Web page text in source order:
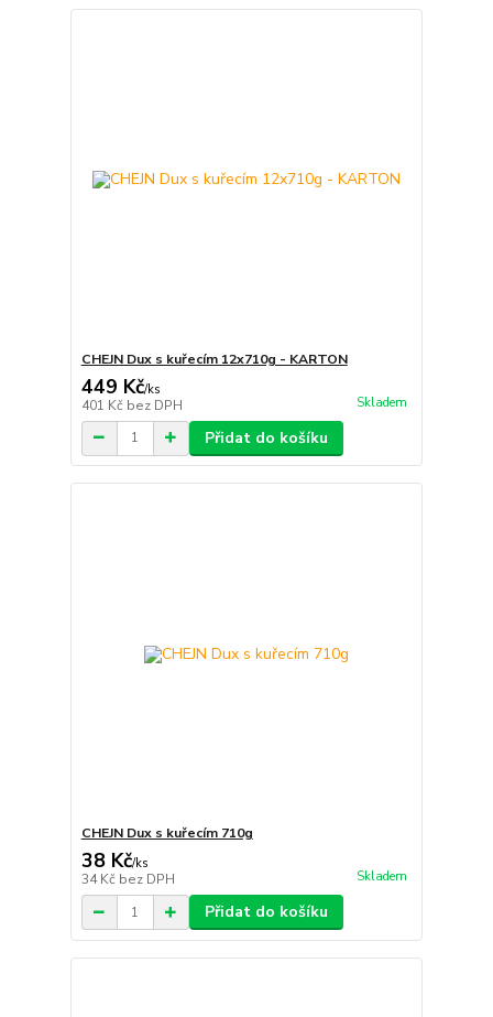
CHEJN Dux s kuřecím 12x710g - KARTON
449 Kč/ks
401 Kč bez DPH Skladem
Přidat do košíku
CHEJN Dux s kuřecím 710g
38 Kč/ks
34 Kč bez DPH Skladem
Přidat do košíku